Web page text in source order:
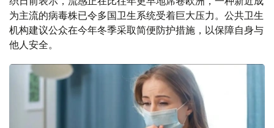
为主流的病毒株已令多国卫生系统受着巨大压力。公共卫生
机构建议公众在今年冬季采取简便防护措施，以保障自身与
他人安全。